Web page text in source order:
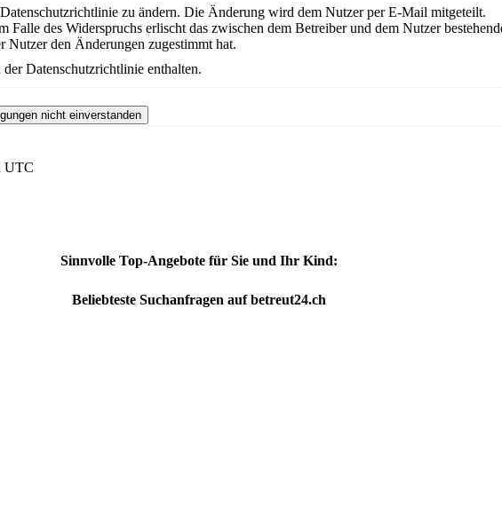
zu ändern. Die Änderung wird dem Nutzer per E-Mail mitgeteilt.
des Widerspruchs erlischt das zwischen dem Betreiber und dem Nutzer
den Änderungen zugestimmt hat.
Datenschutzrichtlinie enthalten.
UTC
Sinnvolle Top-Angebote für Sie und Ihr Kind:
Beliebteste Suchanfragen aufbetreut24.ch